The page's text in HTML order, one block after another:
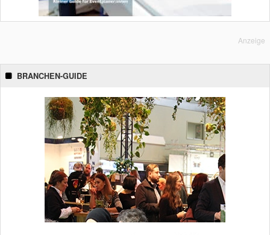
Anzeige
BRANCHEN-GUIDE